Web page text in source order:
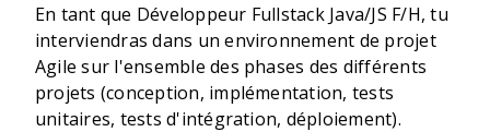
En tant que Développeur Fullstack Java/JS F/H, tu
interviendras dans un environnement de projet
Agile sur l'ensemble des phases des différents
projets (conception, implémentation, tests
unitaires, tests d'intégration, déploiement).